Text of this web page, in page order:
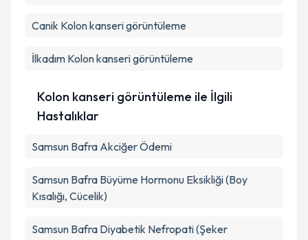
Canik Kolon kanseri görüntüleme
İlkadım Kolon kanseri görüntüleme
Kolon kanseri görüntüleme ile İlgili
Hastalıklar
Samsun Bafra Akciğer Ödemi
Samsun Bafra Büyüme Hormonu Eksikliği (Boy
Kısalığı, Cücelik)
Samsun Bafra Diyabetik Nefropati (Şeker